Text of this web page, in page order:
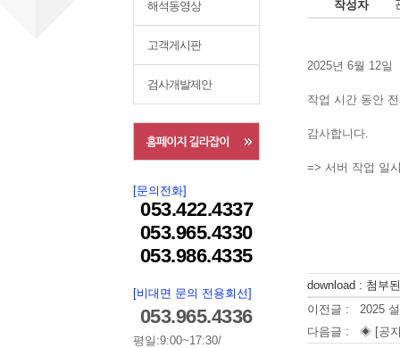
해석동영상
고객게시판
검사개발제안
[문의전화]
053.422.4337
053.965.4330
053.986.4335
[비대면 문의 전용회선]
053.965.4336
평일:9:00~17:30/
작성자
2025년 6월 12일
작업 시간 동안
감사합니다.
=> 서버 작업 일
download : 첨부
이전글 : 2025
다음글 : ◈ [공